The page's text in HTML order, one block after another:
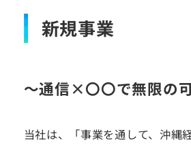
新規事業
～通信×〇〇で無限の
当社は、「事業を通して、沖縄